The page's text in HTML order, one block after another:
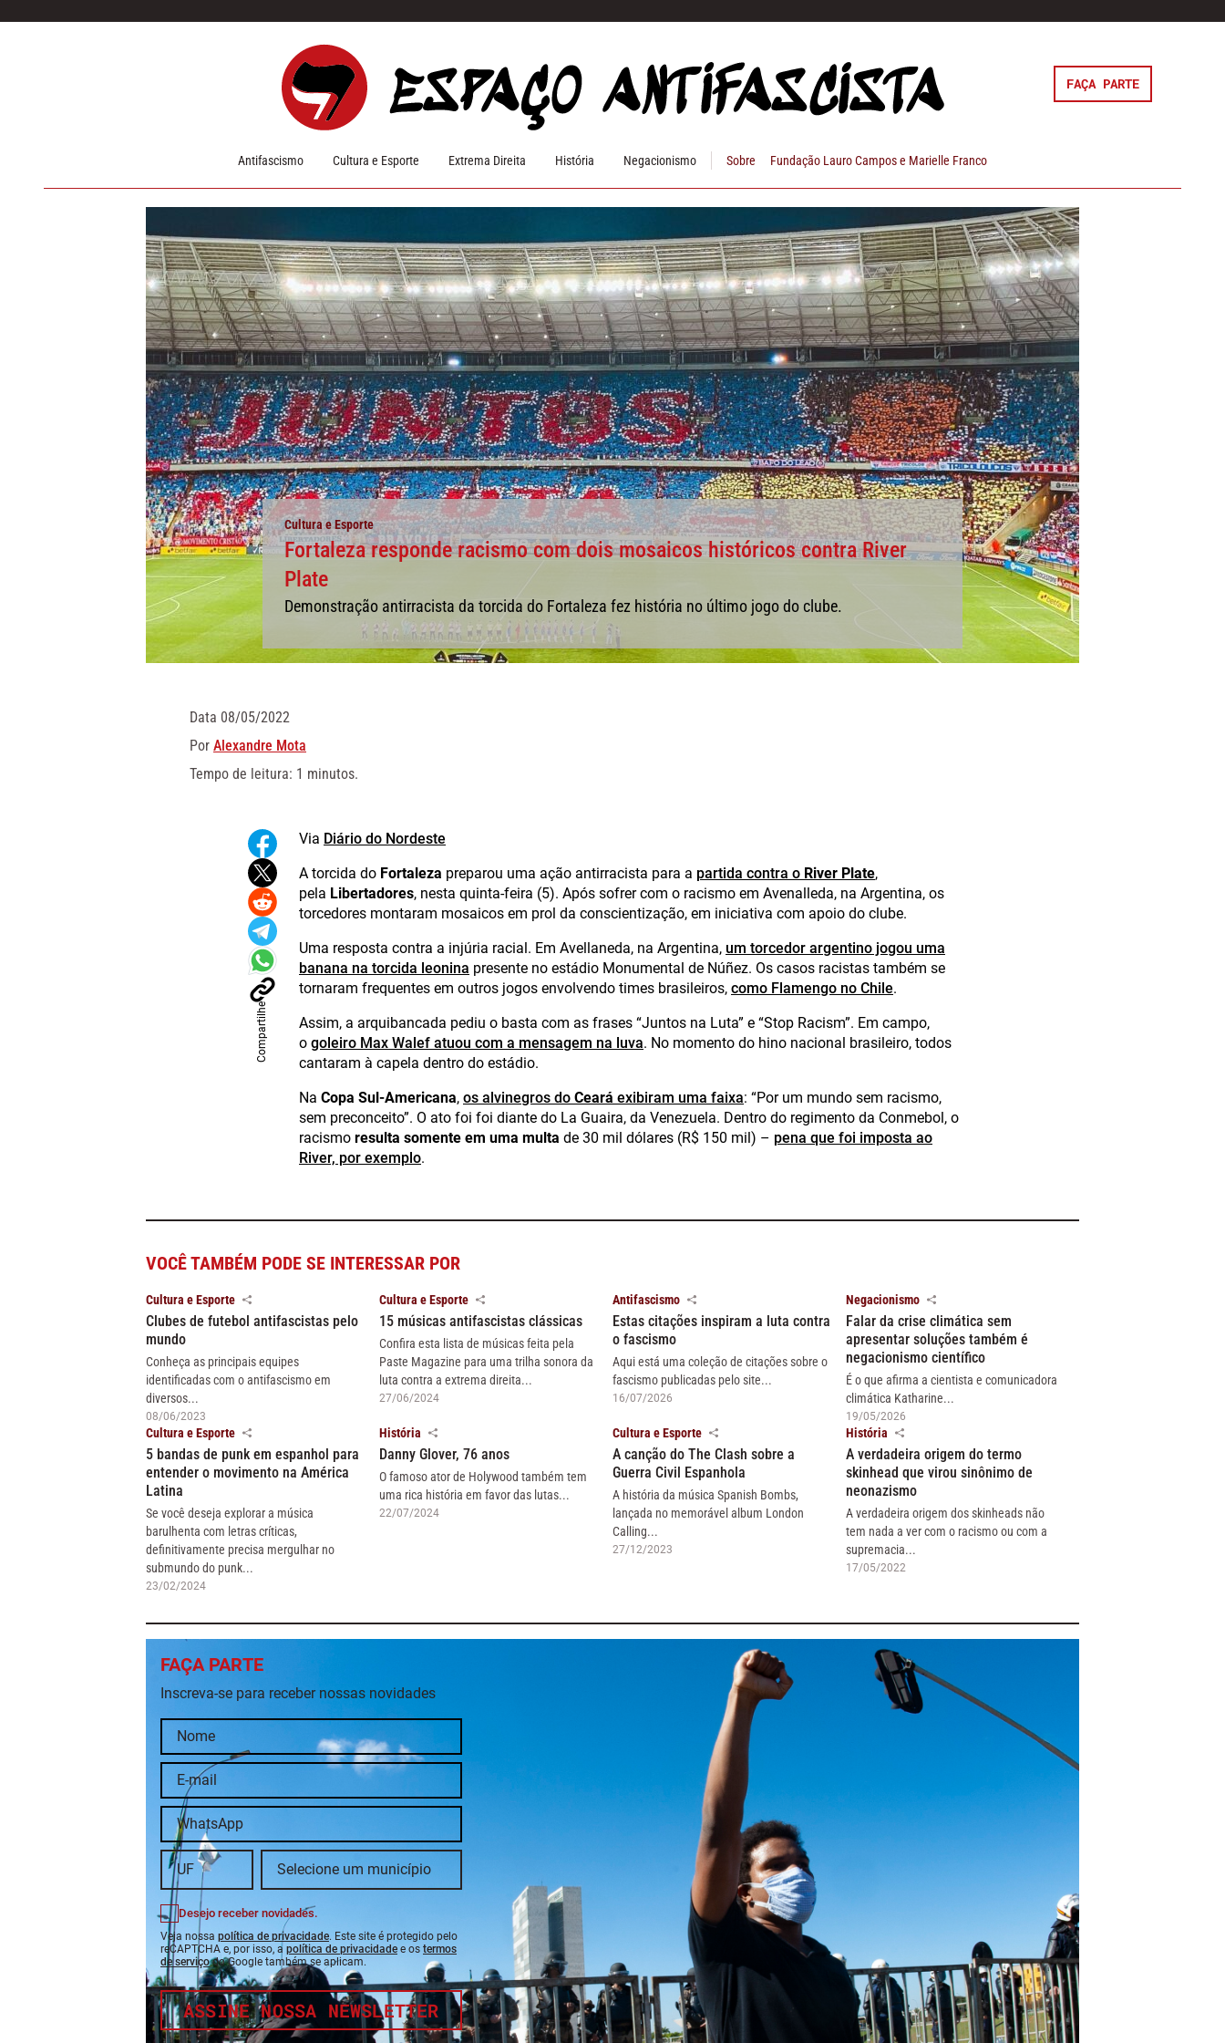
FAÇA PARTE
Antifascismo Cultura e Esporte Extrema Direita História Negacionismo Sobre Fundação Lauro Campos e Marielle Franco
Cultura e Esporte
Fortaleza responde racismo com dois mosaicos históricos contra River
Plate
Demonstração antirracista da torcida do Fortaleza fez história no último jogo do clube.
Data 08/05/2022
Por Alexandre Mota
Tempo de leitura: 1 minutos.
Compartilhe
Via Diário do Nordeste
A torcida do Fortaleza preparou uma ação antirracista para a partida contra o River Plate,
pela Libertadores, nesta quinta-feira (5). Após sofrer com o racismo em Avenalleda, na Argentina, os
torcedores montaram mosaicos em prol da conscientização, em iniciativa com apoio do clube.
Uma resposta contra a injúria racial. Em Avellaneda, na Argentina, um torcedor argentino jogou uma
banana na torcida leonina presente no estádio Monumental de Núñez. Os casos racistas também se
tornaram frequentes em outros jogos envolvendo times brasileiros, como Flamengo no Chile.
Assim, a arquibancada pediu o basta com as frases “Juntos na Luta” e “Stop Racism”. Em campo,
o goleiro Max Walef atuou com a mensagem na luva. No momento do hino nacional brasileiro, todos
cantaram à capela dentro do estádio.
Na Copa Sul-Americana, os alvinegros do Ceará exibiram uma faixa: “Por um mundo sem racismo,
sem preconceito”. O ato foi foi diante do La Guaira, da Venezuela. Dentro do regimento da Conmebol, o
racismo resulta somente em uma multa de 30 mil dólares (R$ 150 mil) – pena que foi imposta ao
River, por exemplo.
VOCÊ TAMBÉM PODE SE INTERESSAR POR
Cultura e Esporte
Clubes de futebol antifascistas pelo
mundo
Conheça as principais equipes
identificadas com o antifascismo em
diversos...
08/06/2023
Cultura e Esporte
15 músicas antifascistas clássicas
Confira esta lista de músicas feita pela
Paste Magazine para uma trilha sonora da
luta contra a extrema direita...
27/06/2024
Antifascismo
Estas citações inspiram a luta contra
o fascismo
Aqui está uma coleção de citações sobre o
fascismo publicadas pelo site...
16/07/2026
Negacionismo
Falar da crise climática sem
apresentar soluções também é
negacionismo científico
É o que afirma a cientista e comunicadora
climática Katharine...
19/05/2026
Cultura e Esporte
5 bandas de punk em espanhol para
entender o movimento na América
Latina
Se você deseja explorar a música
barulhenta com letras críticas,
definitivamente precisa mergulhar no
submundo do punk...
23/02/2024
História
Danny Glover, 76 anos
O famoso ator de Holywood também tem
uma rica história em favor das lutas...
22/07/2024
Cultura e Esporte
A canção do The Clash sobre a
Guerra Civil Espanhola
A história da música Spanish Bombs,
lançada no memorável album London
Calling...
27/12/2023
História
A verdadeira origem do termo
skinhead que virou sinônimo de
neonazismo
A verdadeira origem dos skinheads não
tem nada a ver com o racismo ou com a
supremacia...
17/05/2022
FAÇA PARTE
Inscreva-se para receber nossas novidades
Desejo receber novidades.
Veja nossa política de privacidade. Este site é protegido pelo
reCAPTCHA e, por isso, a política de privacidade e os termos
de serviçodo Google também se aplicam.
ASSINE NOSSA NEWSLETTER